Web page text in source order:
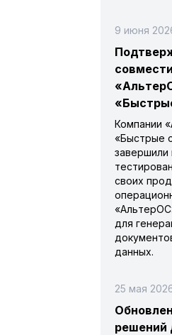
9 июня
Компании
«Быстрые
завершили
своих
для
данных.
25 мая
решений